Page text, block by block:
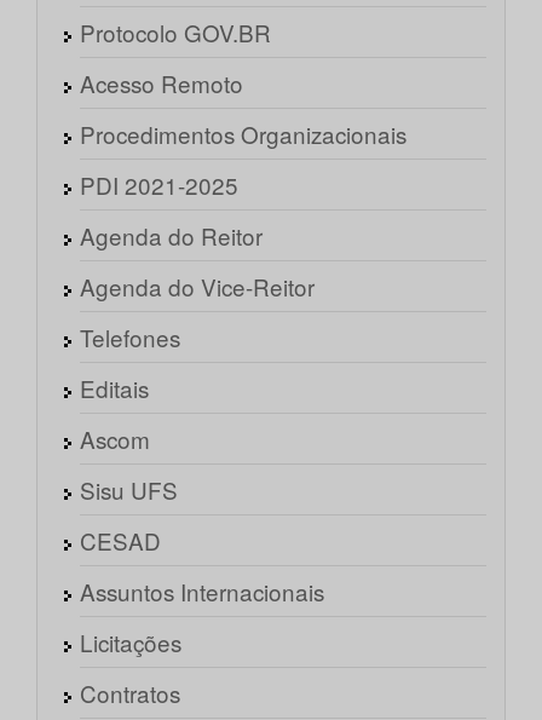
Protocolo GOV.BR
Acesso Remoto
Procedimentos Organizacionais
PDI 2021-2025
Agenda do Reitor
Agenda do Vice-Reitor
Telefones
Editais
Ascom
Sisu UFS
CESAD
Assuntos Internacionais
Licitações
Contratos